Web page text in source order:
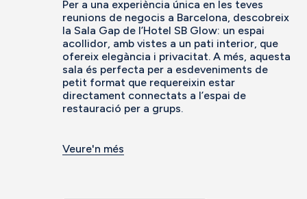
Per a una experiència única en les teves
reunions de negocis a Barcelona, descobreix
la Sala Gap de l’Hotel SB Glow: un espai
acollidor, amb vistes a un pati interior, que
ofereix elegància i privacitat. A més, aquesta
sala és perfecta per a esdeveniments de
petit format que requereixin estar
directament connectats a l’espai de
restauració per a grups.
Veure'n més